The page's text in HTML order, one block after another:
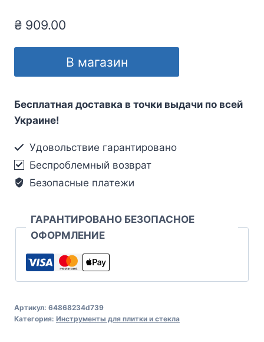
₴ 909.00
В магазин
Бесплатная доставка в точки выдачи по всей
Украине!
Удовольствие гарантировано
Беспроблемный возврат
Безопасные платежи
ГАРАНТИРОВАНО БЕЗОПАСНОЕ
ОФОРМЛЕНИЕ
Артикул: 64868234d739
Категория: Инструменты для плитки и стекла